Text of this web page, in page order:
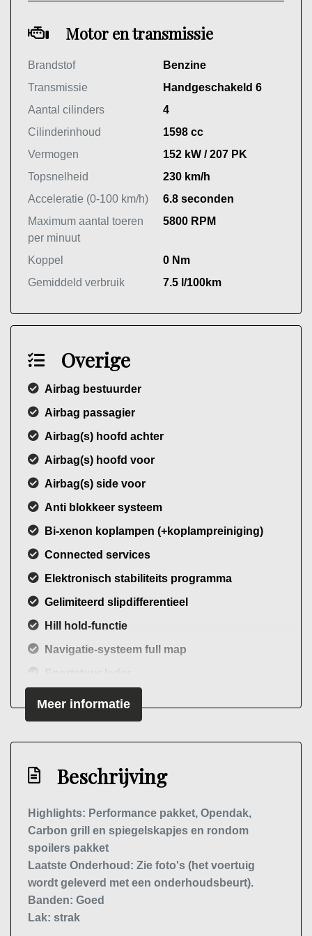
Motor en transmissie
Brandstof
Benzine
Transmissie
Handgeschakeld 6
Aantal cilinders
4
Cilinderinhoud
1598 cc
Vermogen
152 kW / 207 PK
Topsnelheid
230 km/h
Acceleratie (0-100 km/h)
6.8 seconden
Maximum aantal toeren
per minuut
5800 RPM
Koppel
0 Nm
Gemiddeld verbruik
7.5 l/100km
Overige
Airbag bestuurder
Airbag passagier
Airbag(s) hoofd achter
Airbag(s) hoofd voor
Airbag(s) side voor
Anti blokkeer systeem
Bi-xenon koplampen (+koplampreiniging)
Connected services
Elektronisch stabiliteits programma
Gelimiteerd slipdifferentieel
Hill hold-functie
Navigatie-systeem full map
Sportstuur leder
Telefoonintegratie premium
Traction control
Wis-/was installatie voor koplampen
Exterieur
Buitenspiegels elektrisch verstelbaar
Buitenspiegels verwarmbaar
Centrale vergrendeling met
afstandsbediening
Dimlichten automatisch
Meer informatie
Beschrijving
Highlights: Performance pakket, Opendak,
Carbon grill en spiegelskapjes en rondom
spoilers pakket
Laatste Onderhoud: Zie foto's (het voertuig
wordt geleverd met een onderhoudsbeurt).
Banden: Goed
Lak: strak